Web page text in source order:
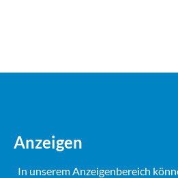
Anzeigen
In unserem Anzeigenbereich